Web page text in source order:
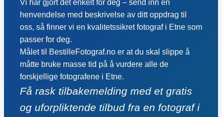
Vi har gjort det enkelt for deg – send inn en
henvendelse med beskrivelse av ditt oppdrag til
oss, så finner vi en kvalitetssikret fotograf i Etne som
passer for deg.
Målet til BestilleFotograf.no er at du skal slippe å
måtte bruke masse tid på å vurdere alle de
forskjellige fotografene i Etne.
Få rask tilbakemelding med et gratis
og uforpliktende tilbud fra en fotograf i